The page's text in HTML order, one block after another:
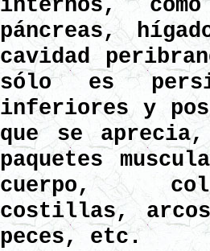
internos,
páncreas,
cavidad
sólo es
inferiores y
que se
paquetes
cuerpo,
costillas,
peces, etc.